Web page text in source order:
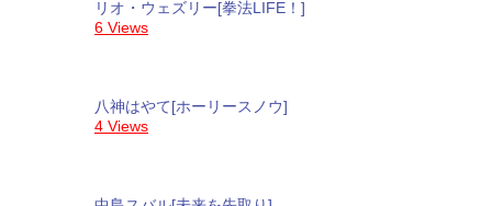
リオ・ウェズリー[拳法LIFE！]
6 Views
八神はやて[ホーリースノウ]
4 Views